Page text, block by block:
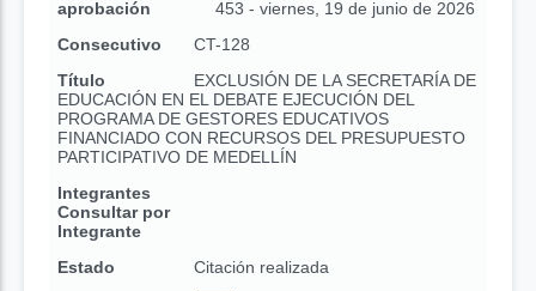
aprobación
453 - viernes, 19 de junio de 2026
Consecutivo
CT-128
Título
EXCLUSIÓN DE LA SECRETARÍA DE
EDUCACIÓN EN EL DEBATE EJECUCIÓN DEL
PROGRAMA DE GESTORES EDUCATIVOS
FINANCIADO CON RECURSOS DEL PRESUPUESTO
PARTICIPATIVO DE MEDELLÍN
Integrantes
Consultar por
Integrante
Estado
Citación realizada